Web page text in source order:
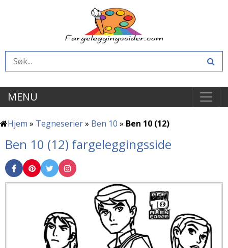
MENU
Hjem » Tegneserier» Ben 10 » Ben 10 (12)
Ben 10 (12) fargeleggingsside